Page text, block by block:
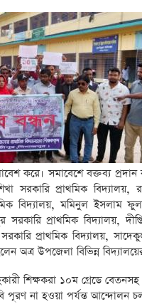
করে। সমাবেশে বক্তব্য
সরকারি প্রাথমিক
বিদ্যালয়, মমিনুল ইসলাম
প্রাথমিক বিদ্যালয়,
সরকারি প্রাথমিক বিদ্যালয়,
অত্র উপজেলা বিভিন্ন
শিক্ষকরা ১০ম গ্রেডে
পূরণ না হওয়া পর্যন্ত আন্দোলন